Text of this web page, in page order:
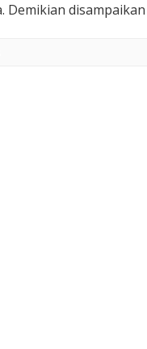
APBD
Demikian